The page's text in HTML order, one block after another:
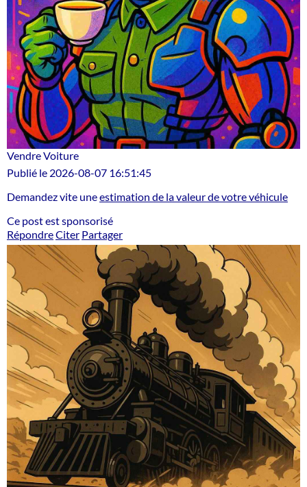
Vendre Voiture
Publié le 2026-08-07 16:51:45
Demandez vite uneestimation de la valeur de votre véhicule
Ce post est sponsorisé
RépondreCiter Partager